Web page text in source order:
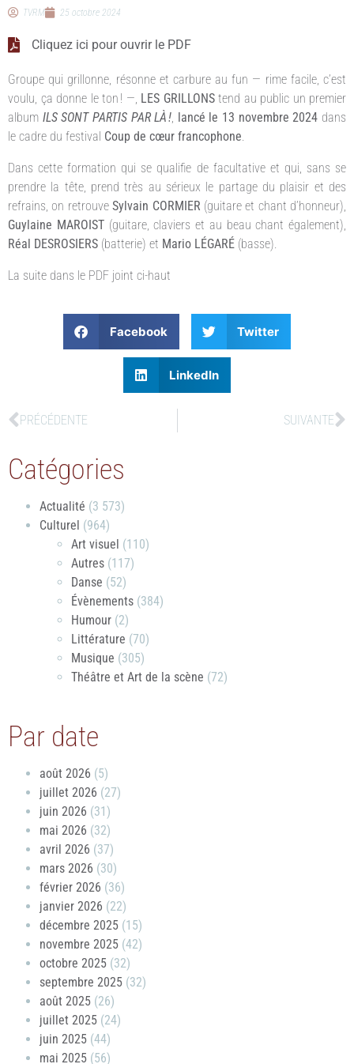
TVRM 25 octobre 2024
Cliquez ici pour ouvrir le PDF
Groupe qui grillonne, résonne et carbure au fun — rime facile, c’est
voulu, ça donne le ton ! —, LES GRILLONStend au public un premier
album ILS SONT PARTIS PAR LÀ !, lancé le 13 novembre 2024 dans
le cadre du festival Coup de cœur francophone.
Dans cette formation qui se qualifie de facultative et qui, sans se
prendre la tête, prend très au sérieux le partage du plaisir et des
refrains, on retrouveSylvain CORMIER (guitare et chant d’honneur),
Guylaine MAROIST(guitare, claviers et au beau chant également),
Réal DESROSIERS (batterie) et Mario LÉGARÉ (basse).
La suite dans le PDF joint ci-haut
Facebook Twitter
LinkedIn
PRÉCÉDENTE SUIVANTE
Catégories
Actualité (3 573)
Culturel (964)
Art visuel (110)
Autres (117)
Danse (52)
Évènements (384)
Humour (2)
Littérature (70)
Musique (305)
Théâtre et Art de la scène (72)
Par date
août 2026 (5)
juillet 2026 (27)
juin 2026 (31)
mai 2026 (32)
avril 2026 (37)
mars 2026 (30)
février 2026 (36)
janvier 2026 (22)
décembre 2025 (15)
novembre 2025 (42)
octobre 2025 (32)
septembre 2025 (32)
août 2025 (26)
juillet 2025 (24)
juin 2025 (44)
mai 2025 (56)